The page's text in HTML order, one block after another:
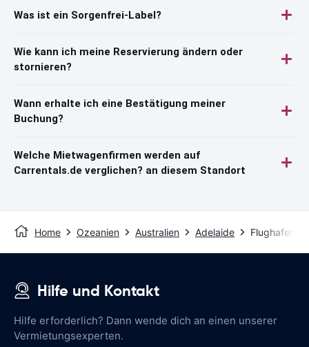
Was ist ein Sorgenfrei-Label?
Wie kann ich meine Reservierung ändern oder
stornieren?
Wann erhalte ich eine Bestätigung meiner
Buchung?
Welche Mietwagenfirmen werden auf
Carrentals.de verglichen? an diesem Standort
Home Ozeanien Australien Adelaide Flughafen
Hilfe und Kontakt
Hilfe erforderlich? Dann wende dich an einen unserer
Vermietungsexperten.